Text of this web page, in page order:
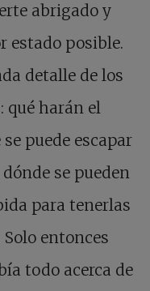
abrigado y
estado posible.
detalle de los
harán el
puede escapar
se pueden
para tenerlas
entonces
todo acerca de